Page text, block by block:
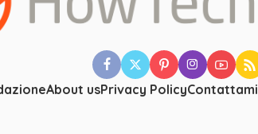
About usPrivacy PolicyContattami